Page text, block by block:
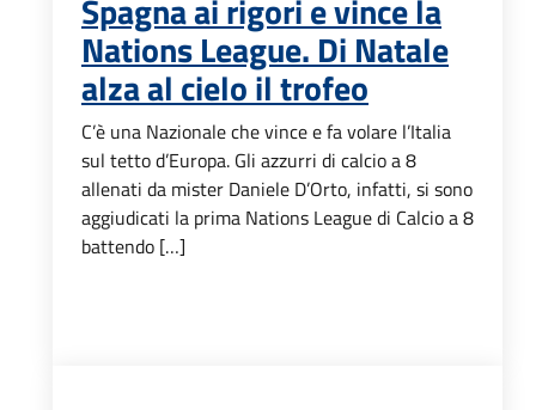
Spagna ai rigori e vince la
Nations League. Di Natale
alza al cielo il trofeo
C’è una Nazionale che vince e fa volare l’Italia
sul tetto d’Europa. Gli azzurri di calcio a 8
allenati da mister Daniele D’Orto, infatti, si sono
aggiudicati la prima Nations League di Calcio a 8
battendo […]